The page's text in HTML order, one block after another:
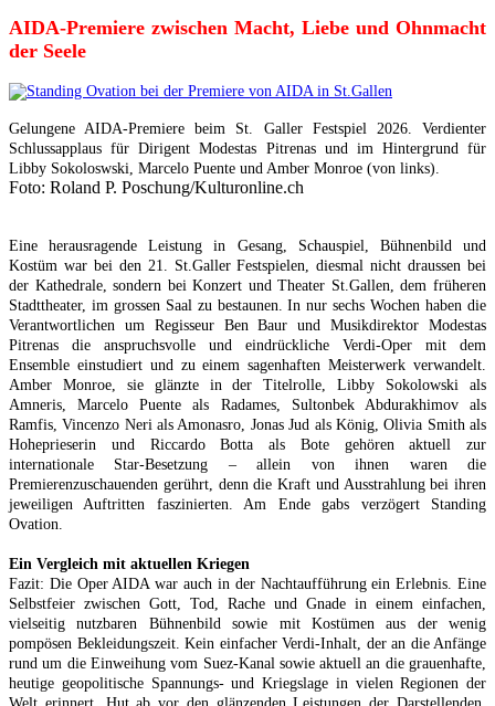
AIDA-Premiere zwischen Macht, Liebe und Ohnmacht
der Seele
Gelungene AIDA-Premiere beim St. Galler Festspiel 2026. Verdienter
Schlussapplaus für Dirigent Modestas Pitrenas und im Hintergrund für
Libby Sokoloswski, Marcelo Puente und Amber Monroe (von links).
Foto: Roland P. Poschung/Kulturonline.ch
Eine herausragende Leistung in Gesang, Schauspiel, Bühnenbild und
Kostüm war bei den 21. St.Galler Festspielen, diesmal nicht draussen bei
der Kathedrale, sondern bei Konzert und Theater St.Gallen, dem früheren
Stadttheater, im grossen Saal zu bestaunen. In nur sechs Wochen haben die
Verantwortlichen um Regisseur Ben Baur und Musikdirektor Modestas
Pitrenas die anspruchsvolle und eindrückliche Verdi-Oper mit dem
Ensemble einstudiert und zu einem sagenhaften Meisterwerk verwandelt.
Amber Monroe, sie glänzte in der Titelrolle, Libby Sokolowski als
Amneris, Marcelo Puente als Radames, Sultonbek Abdurakhimov als
Ramfis, Vincenzo Neri als Amonasro, Jonas Jud als König, Olivia Smith als
Hoheprieserin und Riccardo Botta als Bote gehören aktuell zur
internationale Star-Besetzung – allein von ihnen waren die
Premierenzuschauenden gerührt, denn die Kraft und Ausstrahlung bei ihren
jeweiligen Auftritten faszinierten. Am Ende gabs verzögert Standing
Ovation.
Ein Vergleich mit aktuellen Kriegen
Fazit: Die Oper AIDA war auch in der Nachtaufführung ein Erlebnis. Eine
Selbstfeier zwischen Gott, Tod, Rache und Gnade in einem einfachen,
vielseitig nutzbaren Bühnenbild sowie mit Kostümen aus der wenig
pompösen Bekleidungszeit. Kein einfacher Verdi-Inhalt, der an die Anfänge
rund um die Einweihung vom Suez-Kanal sowie aktuell an die grauenhafte,
heutige geopolitische Spannungs- und Kriegslage in vielen Regionen der